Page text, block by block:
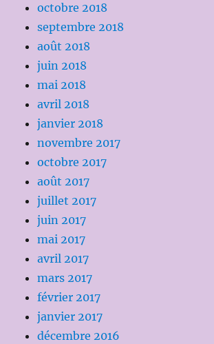
octobre 2018
septembre 2018
août 2018
juin 2018
mai 2018
avril 2018
janvier 2018
novembre 2017
octobre 2017
août 2017
juillet 2017
juin 2017
mai 2017
avril 2017
mars 2017
février 2017
janvier 2017
décembre 2016